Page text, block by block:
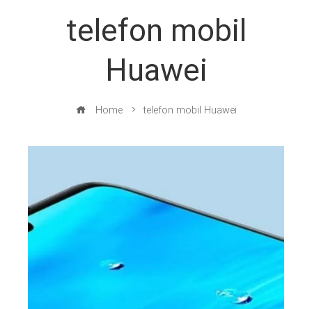
telefon mobil
Huawei
Home telefon mobil Huawei